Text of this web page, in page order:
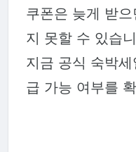
쿠폰은 늦게 받
지 못할 수 있습
지금 공식 숙박
급 가능 여부를